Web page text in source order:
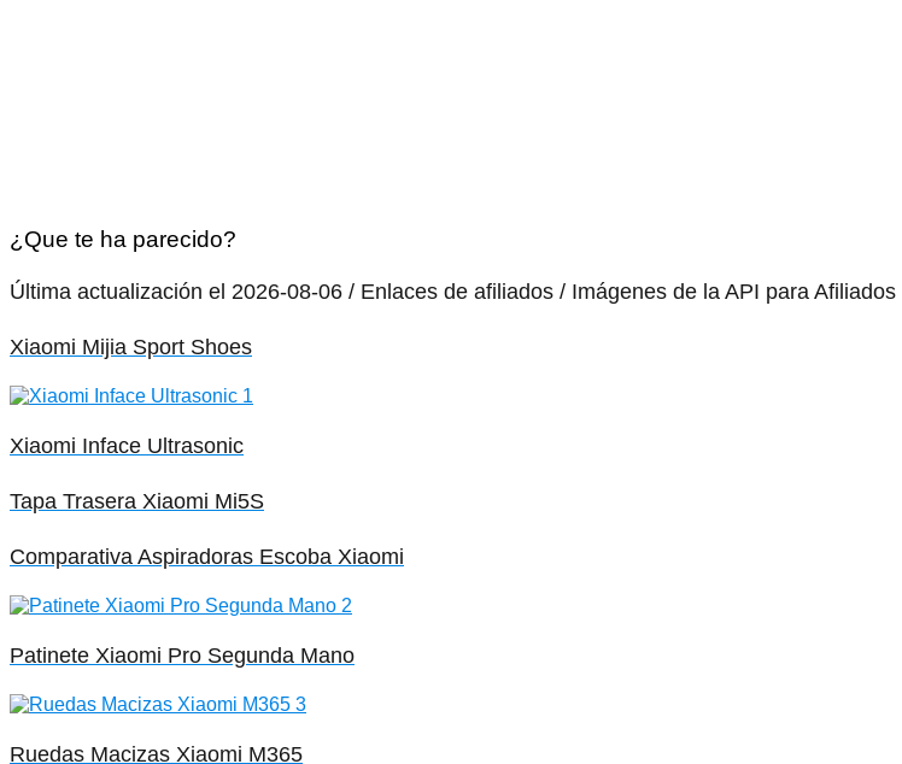
¿Que te ha parecido?
Última actualización el 2026-08-06 / Enlaces de afiliados / Imágenes de la API para Afiliados
Xiaomi Mijia Sport Shoes
Xiaomi Inface Ultrasonic
Tapa Trasera Xiaomi Mi5S
Comparativa Aspiradoras Escoba Xiaomi
Patinete Xiaomi Pro Segunda Mano
Ruedas Macizas Xiaomi M365